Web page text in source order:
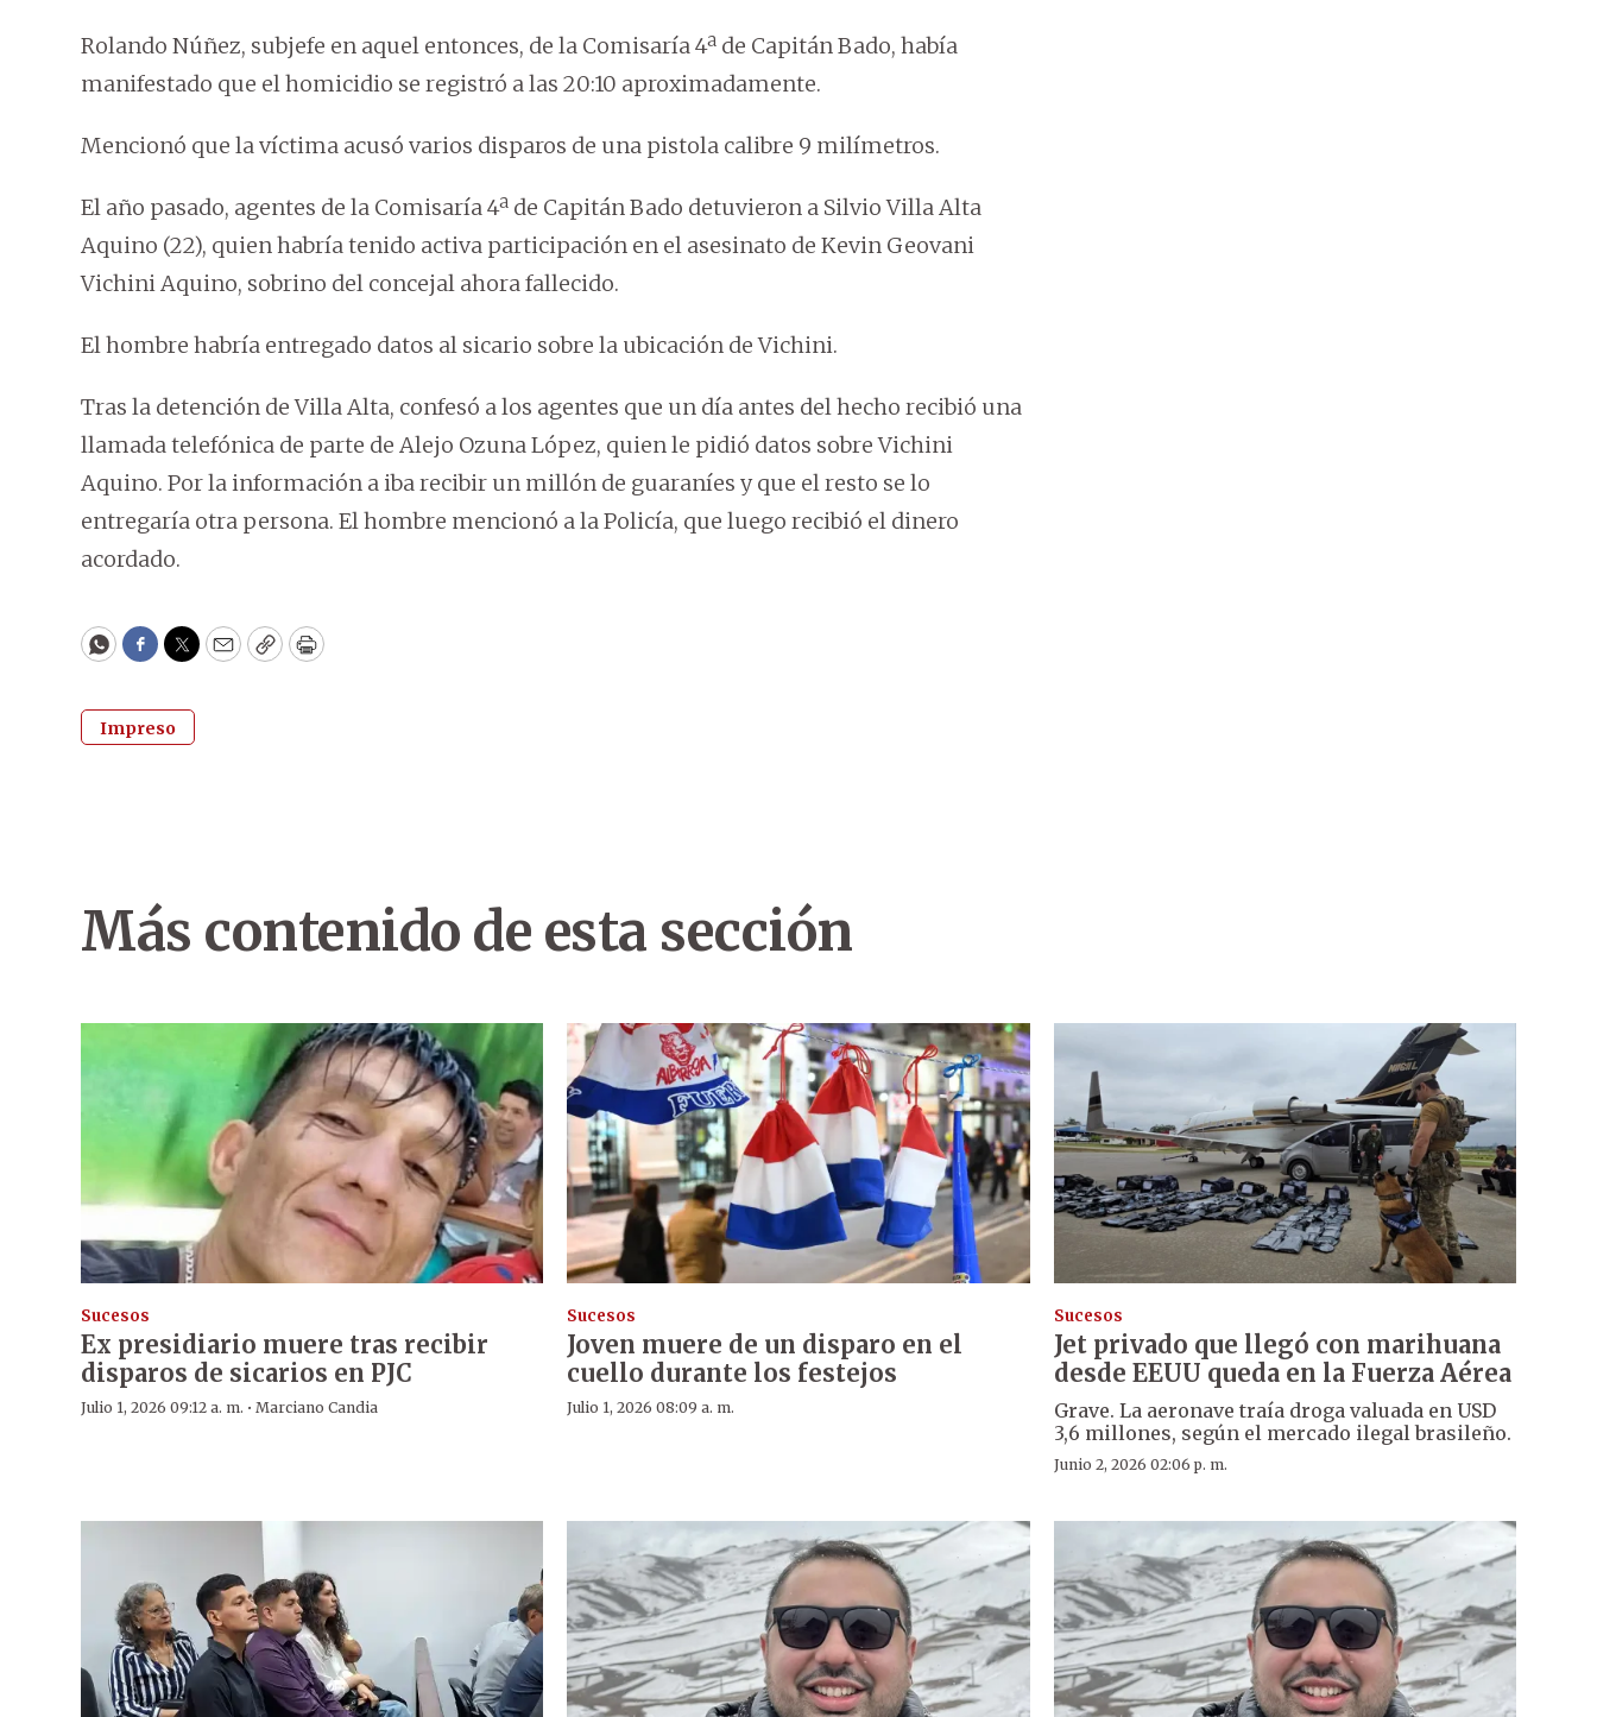
Rolando Núñez, subjefe en aquel entonces, de la Comisaría 4ª de Capitán Bado, había
manifestado que el homicidio se registró a las 20:10 aproximadamente.
Mencionó que la víctima acusó varios disparos de una pistola calibre 9 milímetros.
El año pasado, agentes de la Comisaría 4ª de Capitán Bado detuvieron a Silvio Villa Alta
Aquino (22), quien habría tenido activa participación en el asesinato de Kevin Geovani
Vichini Aquino, sobrino del concejal ahora fallecido.
El hombre habría entregado datos al sicario sobre la ubicación de Vichini.
Tras la detención de Villa Alta, confesó a los agentes que un día antes del hecho recibió una
llamada telefónica de parte de Alejo Ozuna López, quien le pidió datos sobre Vichini
Aquino. Por la información a iba recibir un millón de guaraníes y que el resto se lo
entregaría otra persona. El hombre mencionó a la Policía, que luego recibió el dinero
acordado.
WhatsApp
Facebook
Twitter
EmailCopyPrint
Impreso
Más contenido de esta sección
Sucesos
Ex presidiario muere tras recibir
disparos de sicarios en PJC
Julio 1, 2026 09:12 a. m. · Marciano Candia
Sucesos
Joven muere de un disparo en el
cuello durante los festejos
Julio 1, 2026 08:09 a. m.
Sucesos
Jet privado que llegó con marihuana
desde EEUU queda en la Fuerza Aérea
Grave. La aeronave traía droga valuada en USD
3,6 millones, según el mercado ilegal brasileño.
Junio 2, 2026 02:06 p. m.